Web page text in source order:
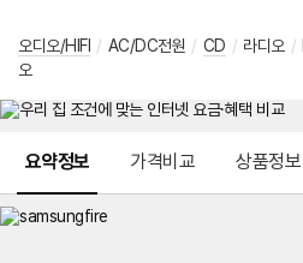
오디오/HIFI / AC/DC전원 / CD / 라디오 /
오
요약정보 가격비교 상품정보